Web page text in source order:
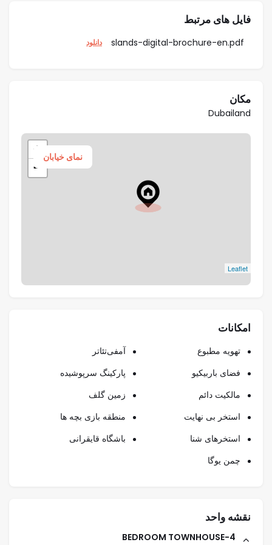
فایل های مرتبط
slands-digital-brochure-en.pdf دانلود
مکان
Dubailand
+
−
Leaflet
نمای خیابان
امکانات
تهویه مطبوع
آمفی‌تئاتر
فضای باربیکیو
پارکینگ سرپوشیده
مالکیت دائم
زمین گلف
استخر بی نهایت
منطقه بازی بچه ها
استخرهای شنا
باشگاه قایقرانی
چمن یوگا
نقشه واحد
4-BEDROOM TOWNHOUSE